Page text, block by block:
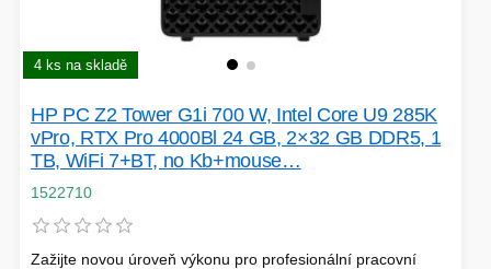
HERNÍ SVĚT
IO ZAŘÍZENÍ
FOTO A VIDEO
VENKOVNÍ JEDNOTKY
VENTILÁTORY
4 ks na skladě
HP PC Z2 Tower G1i 700 W, Intel Core U9 285K
vPro, RTX Pro 4000Bl 24 GB, 2×32 GB DDR5, 1
TB, WiFi 7+BT, no Kb+mouse…
1522710
Zažijte novou úroveň výkonu pro profesionální pracovní